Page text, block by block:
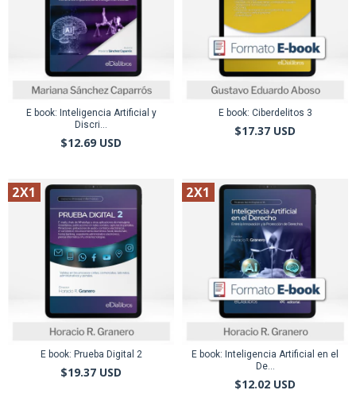
E book: Inteligencia Artificial y
Discri...
$12.69 USD
E book: Ciberdelitos 3
$17.37 USD
2X1
E book: Prueba Digital 2
$19.37 USD
2X1
E book: Inteligencia Artificial en el
De...
$12.02 USD